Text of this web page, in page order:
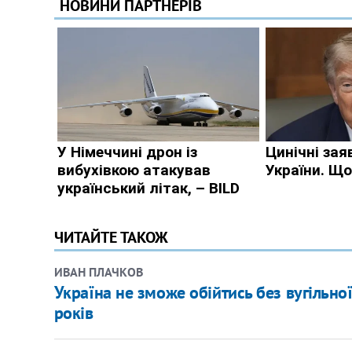
ЧИТАЙТЕ ТАКОЖ
ИВАН ПЛАЧКОВ
Україна не зможе обійтись без
років